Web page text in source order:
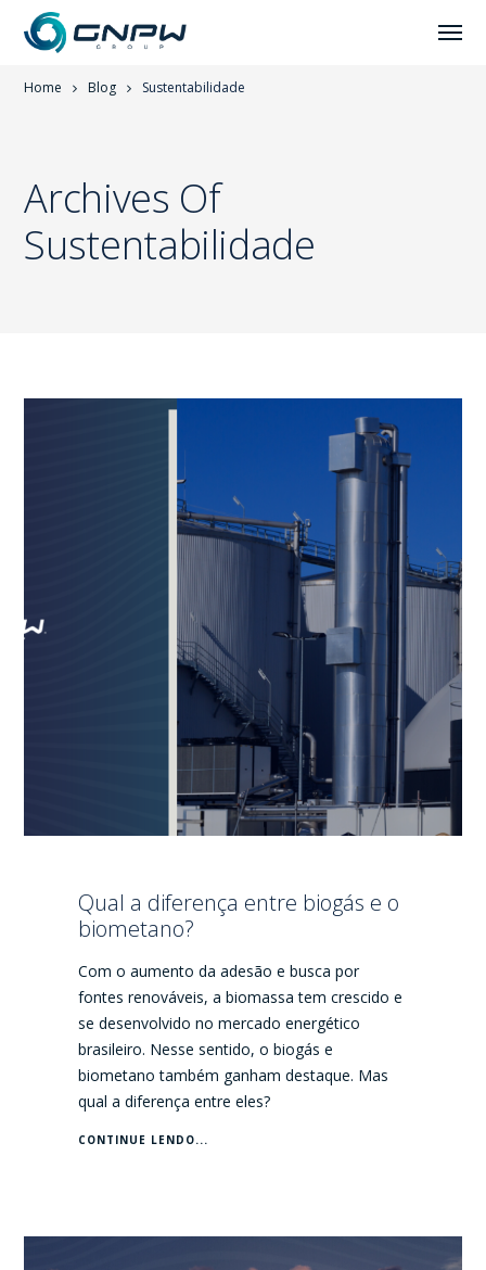
Home Blog Sustentabilidade
Archives Of
Sustentabilidade
Qual a diferença entre biogás e o
biometano?
Com o aumento da adesão e busca por
fontes renováveis, a biomassa tem crescido e
se desenvolvido no mercado energético
brasileiro. Nesse sentido, o biogás e
biometano também ganham destaque. Mas
qual a diferença entre eles?
CONTINUE LENDO...